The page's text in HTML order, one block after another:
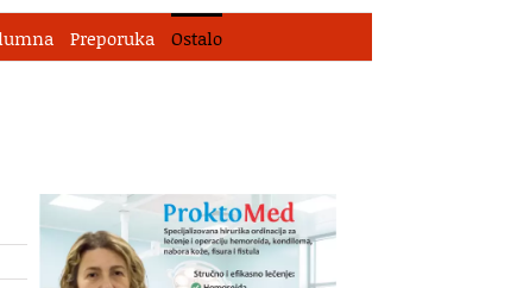
Preporuka Ostalo